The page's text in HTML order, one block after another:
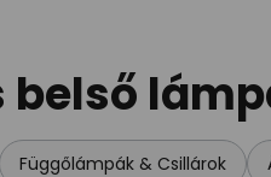
Függőlámpák & Csillárok